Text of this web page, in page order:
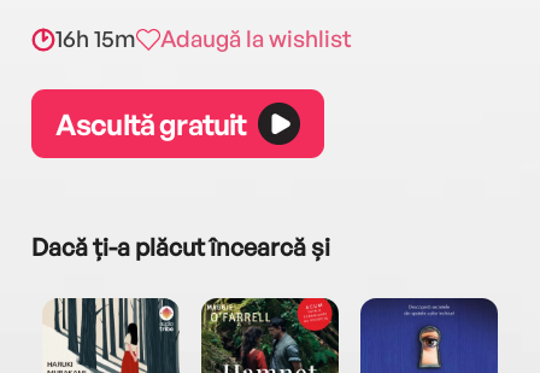
16h 15m Adaugă la wishlist
Ascultă gratuit
Dacă ți-a plăcut încearcă și